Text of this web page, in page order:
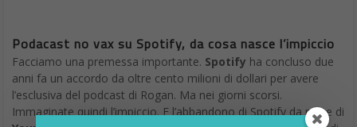
Podacast no vax su Spotify, da cosa nasce l’impiccio
Facciamo una premessa importante. Spotify ha concluso due
anni fa un accordo da oltre cento milioni di dollari per avere
l’esclusiva del podcast di Rogan. Ma nei giorni scorsi.
Immaginate quindi l’impiccio. E l’abbandono di Spotify da parte di